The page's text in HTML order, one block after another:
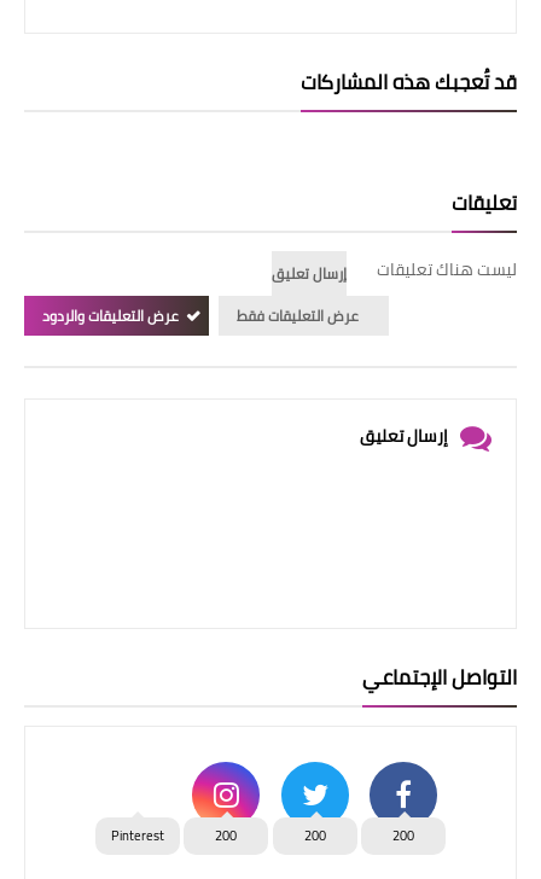
قد تُعجبك هذه المشاركات
تعليقات
ليست هناك تعليقات
إرسال تعليق
عرض التعليقات فقط
عرض التعليقات والردود
إرسال تعليق
التواصل الإجتماعي
200
200
200
Pinterest